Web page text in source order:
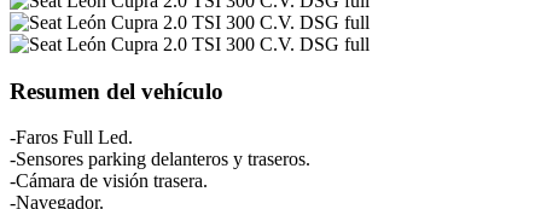
Resumen del vehículo
-Faros Full Led.
-Sensores parking delanteros y traseros.
-Cámara de visión trasera.
-Navegador.